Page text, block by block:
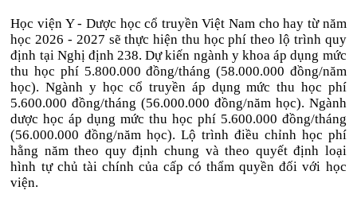
Học viện Y - Dược học cổ truyền Việt Nam cho hay từ năm
học 2026 - 2027 sẽ thực hiện thu học phí theo lộ trình quy
định tại Nghị định 238. Dự kiến ngành y khoa áp dụng mức
thu học phí 5.800.000 đồng/tháng (58.000.000 đồng/năm
học). Ngành y học cổ truyền áp dụng mức thu học phí
5.600.000 đồng/tháng (56.000.000 đồng/năm học). Ngành
dược học áp dụng mức thu học phí 5.600.000 đồng/tháng
(56.000.000 đồng/năm học). Lộ trình điều chỉnh học phí
hằng năm theo quy định chung và theo quyết định loại
hình tự chủ tài chính của cấp có thẩm quyền đối với học
viện.